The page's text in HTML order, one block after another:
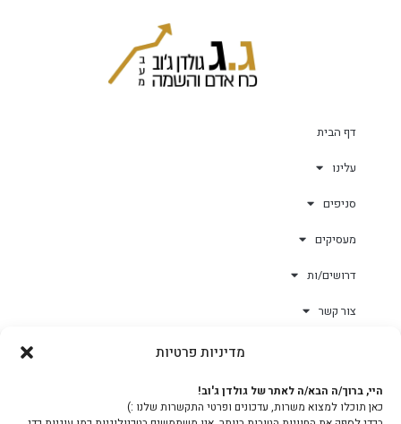
מדיניות פרטיות
היי, ברוך/ה הבא/ה לאתר של גולדן ג'וב!
כאן תוכלו למצוא משרות, עדכונים ופרטי התקשרות שלנו :)
דף הבית
עלינו
סניפים
מעסיקים
דרושים/ות
צור קשר
צוות